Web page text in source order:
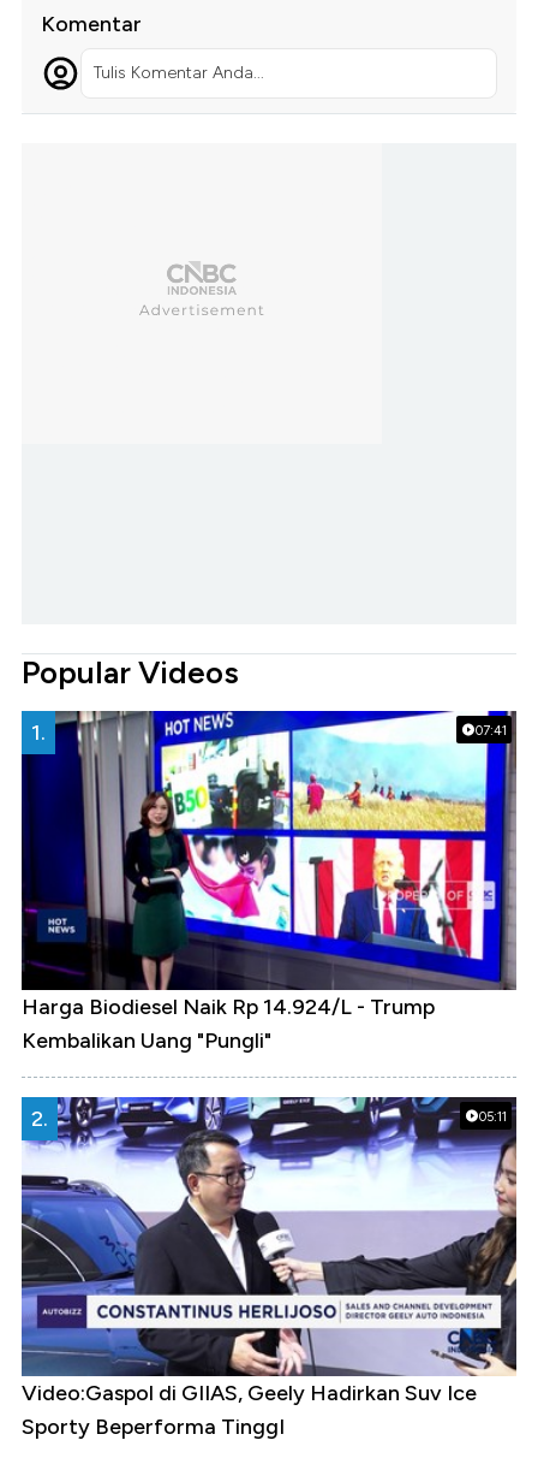
Komentar
Tulis Komentar Anda...
Popular Videos
07:41
1.
Harga Biodiesel Naik Rp 14.924/L - Trump
Kembalikan Uang "Pungli"
05:11
2.
Video:Gaspol di GIIAS, Geely Hadirkan Suv Ice
Sporty Beperforma TinggI